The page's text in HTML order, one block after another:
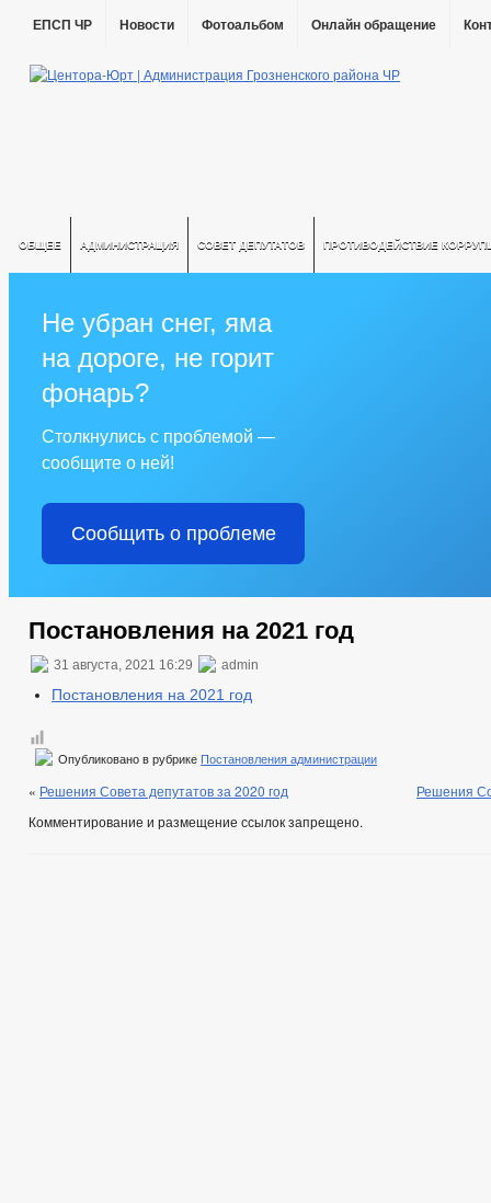
ЕПСП ЧР Новости Фотоальбом Онлайн обращение
ОБЩЕЕ АДМИНИСТРАЦИЯ СОВЕТ ДЕПУТАТОВ ПРОТИВОДЕЙСТВИЕ
Не убран снег, яма
на дороге, не горит
фонарь?
Столкнулись с проблемой —
сообщите о ней!
Сообщить о проблеме
Постановления на 2021 год
31 августа, 2021 16:29 admin
Постановления на 2021 год
Опубликовано в рубрике Постановления администрации
« Решения Совета депутатов за 2020 год
Решения
Комментирование и размещение ссылок запрещено.